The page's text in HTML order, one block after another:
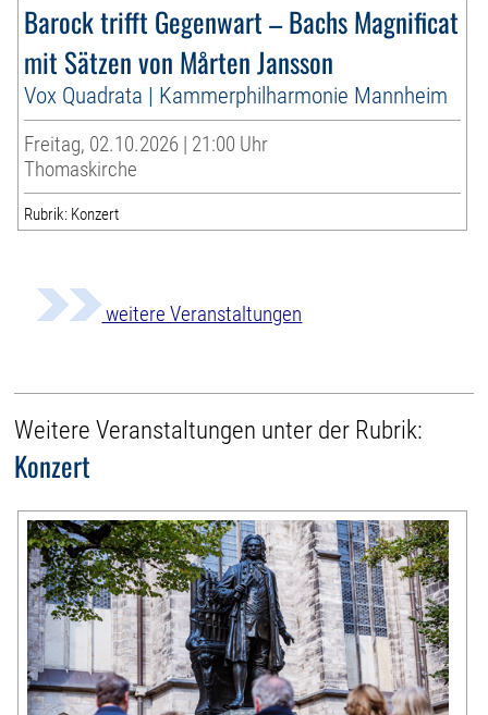
Barock trifft Gegenwart – Bachs Magnificat
mit Sätzen von Mårten Jansson
Vox Quadrata | Kammerphilharmonie Mannheim
Freitag, 02.10.2026 | 21:00 Uhr
Thomaskirche
Rubrik: Konzert
weitere Veranstaltungen
Weitere Veranstaltungen unter der Rubrik:
Konzert